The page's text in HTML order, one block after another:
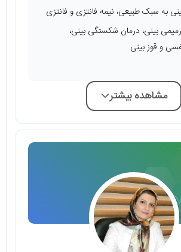
به سبک طبیعی، نیمه فانتزی و فانتزی
بینی، درمان شکستگی بینی،
و قوز بینی
مشاهده بیشتر